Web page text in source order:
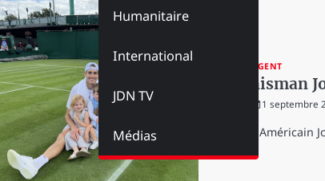
Humanitaire
International
JDN TV
Médias
URGENT
Le Tennisman
1 septembre
Le Colosse